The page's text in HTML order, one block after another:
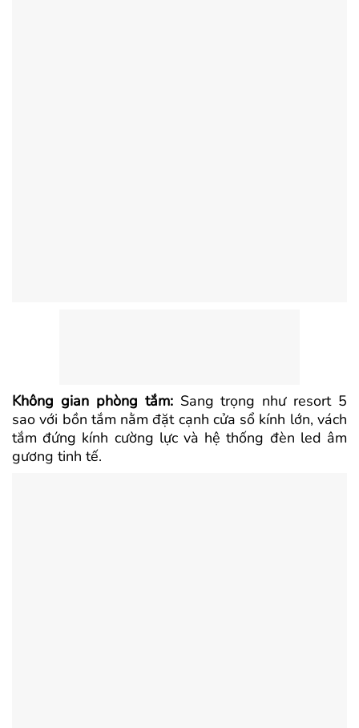
Không gian phòng tắm:Sang trọng như resort 5
sao với bồn tắm nằm đặt cạnh cửa sổ kính lớn, vách
tắm đứng kính cường lực và hệ thống đèn led âm
gương tinh tế.